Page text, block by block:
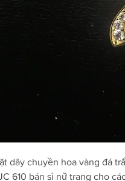
dây chuyền hoa vàng đá
610 bán sỉ nữ trang cho